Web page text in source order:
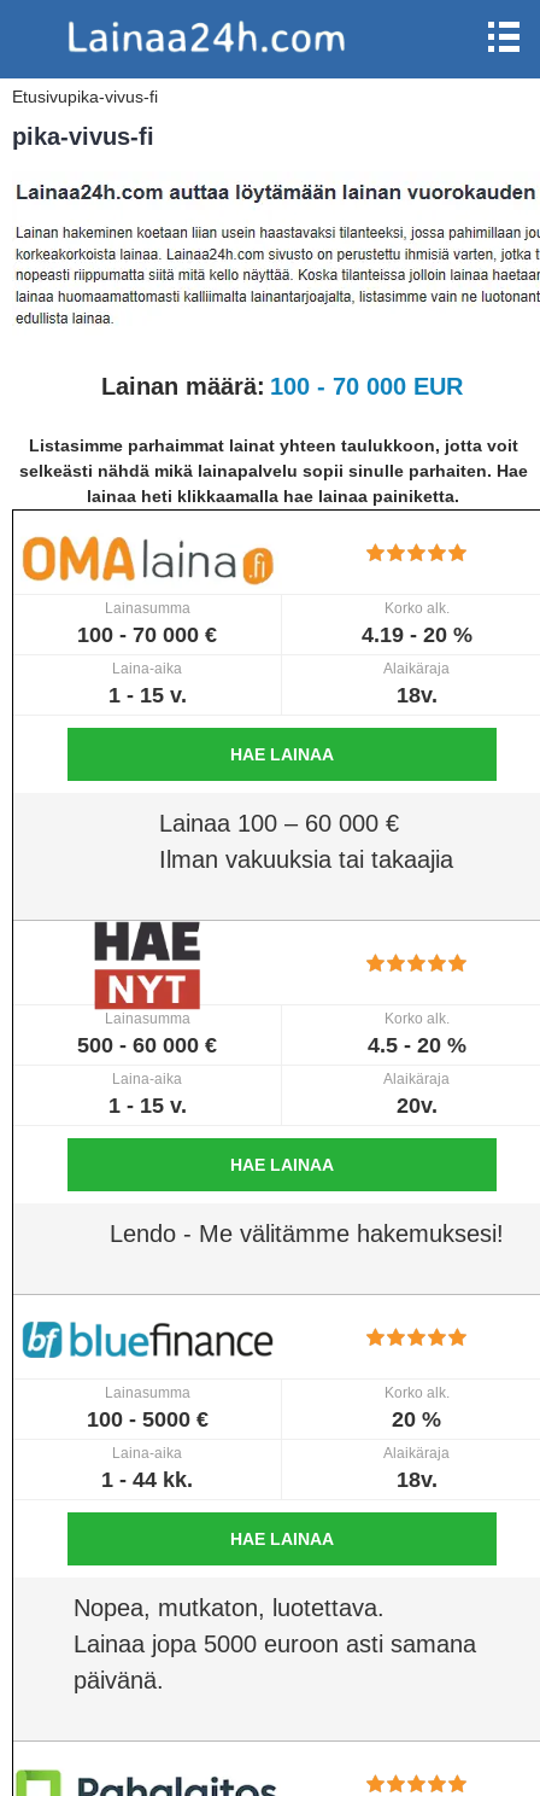
Etusivupika-vivus-fi
pika-vivus-fi
Lainan määrä: 100 - 70 000 EUR
Listasimme parhaimmat lainat yhteen taulukkoon, jotta voit
selkeästi nähdä mikä lainapalvelu sopii sinulle parhaiten. Hae
lainaa heti klikkaamalla hae lainaa painiketta.
Lainasumma
100 - 70 000 €
Korko alk.
4.19 - 20 %
Laina-aika
1 - 15 v.
Alaikäraja
18v.
HAE LAINAA
Lainaa 100 – 60 000 €
Ilman vakuuksia tai takaajia
Lainasumma
500 - 60 000 €
Korko alk.
4.5 - 20 %
Laina-aika
1 - 15 v.
Alaikäraja
20v.
HAE LAINAA
Lendo - Me välitämme hakemuksesi!
Lainasumma
100 - 5000 €
Korko alk.
20 %
Laina-aika
1 - 44 kk.
Alaikäraja
18v.
HAE LAINAA
Nopea, mutkaton, luotettava.
Lainaa jopa 5000 euroon asti samana
päivänä.